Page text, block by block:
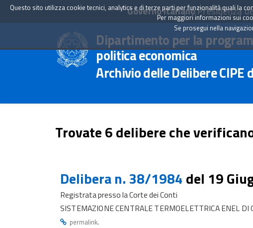
Governo ItalianoPresidenza
Dipartimento per la
politica economica
Archivio delle Delibere CIPE
Trovate 6 delibere che
Delibera n. 38/1984 del 19
Registrata presso la Corte dei Conti
SISTEMAZIONE CENTRALE TERMOELETTRICA ENEL DI
permalink.
Questo sito utilizza cookie tecnici, analytics e di terze parti per funzionalità quali la
Per maggiori informazioni sui
Se prosegui nella